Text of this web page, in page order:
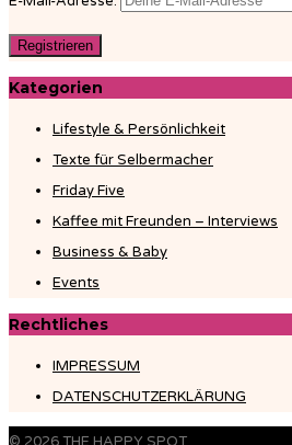
Kategorien
Lifestyle & Persönlichkeit
Texte für Selbermacher
Friday Five
Kaffee mit Freunden – Interviews
Business & Baby
Events
Rechtliches
IMPRESSUM
DATENSCHUTZERKLÄRUNG
© 2026THE HAPPY SPOT